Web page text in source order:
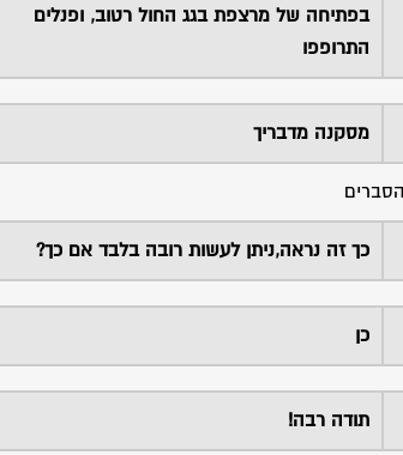
בפתיחה של מרצפת בגג החול רטוב, ופנלים
התרופפו
מסקנה מדבריך
כך זה נראה,ניתן לעשות רובה בלבד אם כך?
כן
תודה רבה!